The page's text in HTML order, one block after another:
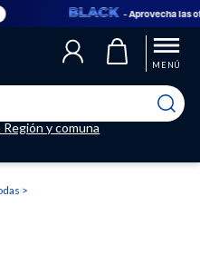
- Aprovecha las
MENÚ
y comuna
correctamente
lista de favoritos correctamente
permitidos, para agregar
elimina los que ya no necesitas.